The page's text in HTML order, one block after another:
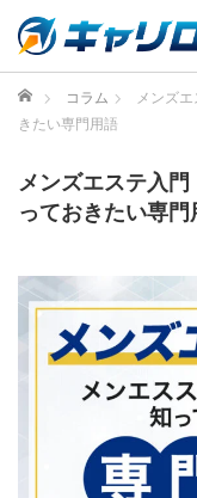
ホーム コラム
メンズ
きたい専門用語
メンズエステ入
っておきたい専門